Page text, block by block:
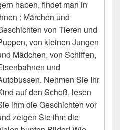
haben, findet man in
: Märchen und
von Tieren und
von kleinen Jungen
Mädchen, von Schiffen,
und
Nehmen Sie Ihr
auf den Schoß, lesen
ihm die Geschichten vor
zeigen Sie ihm die